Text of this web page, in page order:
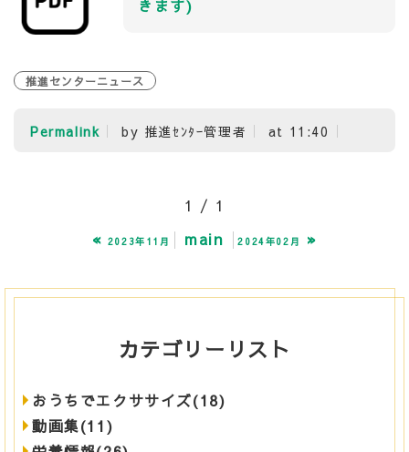
きます)
推進センターニュース
Permalink by 推進ｾﾝﾀｰ管理者 at 11:40
1 / 1
« 2023年11月 main 2024年02月 »
カテゴリーリスト
おうちでエクササイズ(18)
動画集(11)